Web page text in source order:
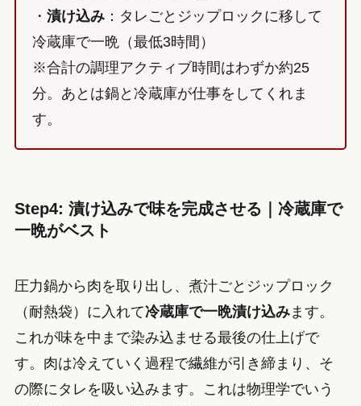
・ 漬け込み：タレごとジップロックに移して
冷蔵庫で一晩（最低3時間）
※合計の調理アクティブ時間はわずか約25
分。あとは鍋と冷蔵庫が仕事をしてくれま
す。
Step4: 漬け込みで味を完成させる｜冷蔵庫で
一晩がベスト
圧力鍋から肉を取り出し、煮汁ごとジップロック
（耐熱袋）に入れて冷蔵庫で一晩漬け込みます。
これが味を中まで染み込ませる最後の仕上げで
す。肉は冷えていく過程で繊維が引き締まり、そ
の際にタレを吸い込みます。これは物理学でいう